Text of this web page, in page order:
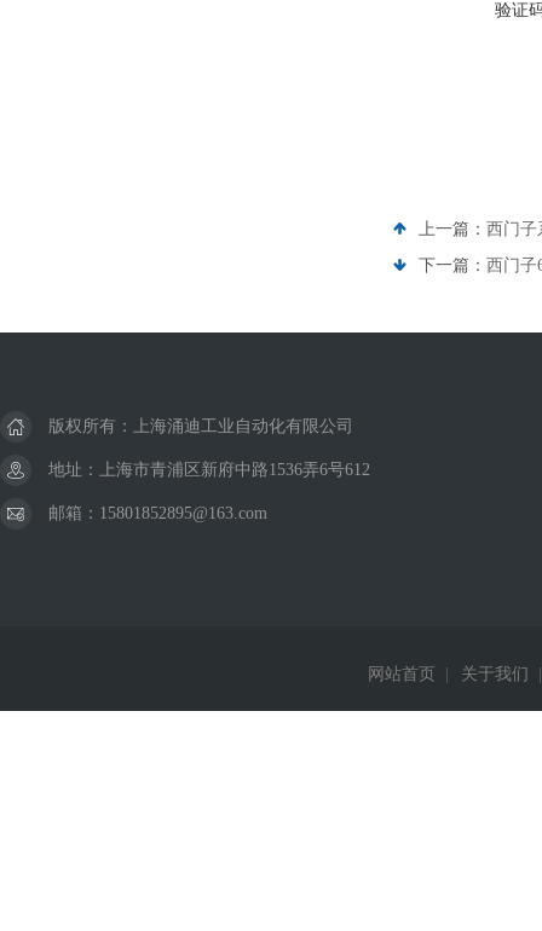
验证
上一篇： 西门子
下一篇： 西门子
版权所有：上海涌迪工业自动化有限公司
地址：上海市青浦区新府中路1536弄6号612
邮箱：15801852895@163.com
网站首页 关于我们